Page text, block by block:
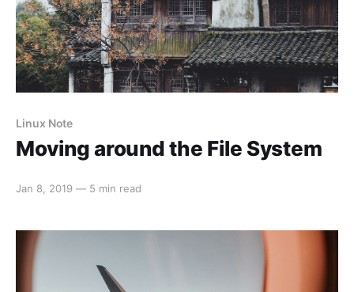
Linux Note
Moving around the File System
Jan 8, 2019 — 5 min read